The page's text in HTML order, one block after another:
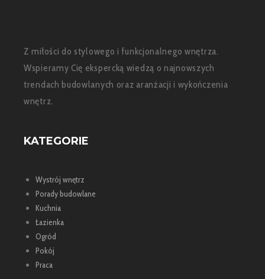
Z miłości do stylowego i funkcjonalnego wnętrza.
Wspieramy Cię ekspercką wiedzą o najnowszych
trendach budowlanych oraz aranżacji i wykończenia
wnętrz.
KATEGORIE
Wystrój wnętrz
Porady budowlane
Kuchnia
Łazienka
Ogród
Pokój
Praca